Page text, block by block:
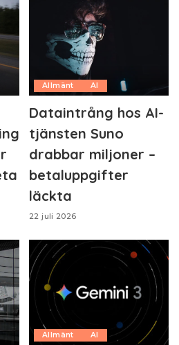
Allmänt AI
Dataintrång hos AI-
tjänsten Suno
drabbar miljoner –
betaluppgifter
läckta
22 juli 2026
Allmänt AI